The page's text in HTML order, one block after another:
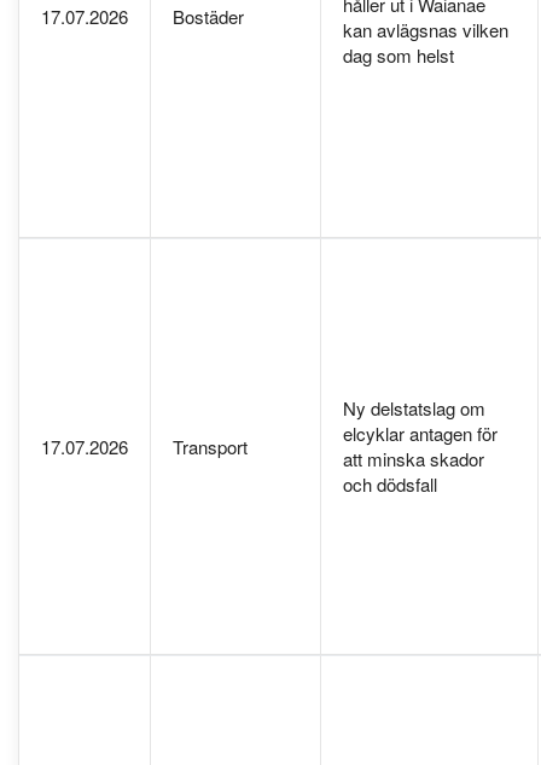
17.07.2026 Bostäder
kan avlägsnas vilken
dag som helst
17.07.2026 Transport
Ny delstatslag om
elcyklar antagen för
att minska skador
och dödsfall